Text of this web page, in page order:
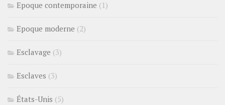
Epoque contemporaine (1)
Epoque moderne (2)
Esclavage (3)
Esclaves (3)
États-Unis (5)